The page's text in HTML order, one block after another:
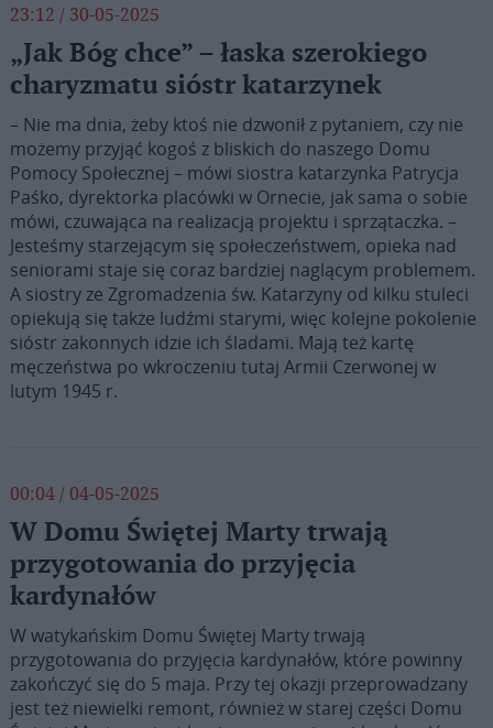
23:12 / 30-05-2025
„Jak Bóg chce” – łaska szerokiego
charyzmatu sióstr katarzynek
– Nie ma dnia, żeby ktoś nie dzwonił z pytaniem, czy nie
możemy przyjąć kogoś z bliskich do naszego Domu
Pomocy Społecznej – mówi siostra katarzynka Patrycja
Paśko, dyrektorka placówki w Ornecie, jak sama o sobie
mówi, czuwająca na realizacją projektu i sprzątaczka. –
Jesteśmy starzejącym się społeczeństwem, opieka nad
seniorami staje się coraz bardziej naglącym problemem.
A siostry ze Zgromadzenia św. Katarzyny od kilku stuleci
opiekują się także ludźmi starymi, więc kolejne pokolenie
sióstr zakonnych idzie ich śladami. Mają też kartę
męczeństwa po wkroczeniu tutaj Armii Czerwonej w
lutym 1945 r.
00:04 / 04-05-2025
W Domu Świętej Marty trwają
przygotowania do przyjęcia
kardynałów
W watykańskim Domu Świętej Marty trwają
przygotowania do przyjęcia kardynałów, które powinny
zakończyć się do 5 maja. Przy tej okazji przeprowadzany
jest też niewielki remont, również w starej części Domu